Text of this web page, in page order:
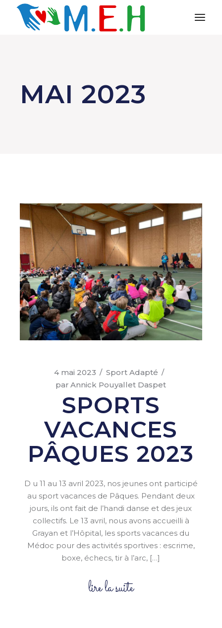
contenu
MAI 2023
4 mai 2023
Sport Adapté
par Annick Pouyallet Daspet
SPORTS
VACANCES
PÂQUES 2023
D u 11 au 13 avril 2023, nos jeunes ont participé
au sport vacances de Pâques. Pendant deux
jours, ils ont fait de l’handi danse et des jeux
collectifs. Le 13 avril, nous avons accueilli à
Grayan et l’Hôpital, les sports vacances du
Médoc pour des activités sportives : escrime,
boxe, échecs, tir à l’arc, […]
lire la suite